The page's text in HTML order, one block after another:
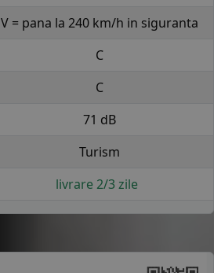
V = pana la 240 km/h in siguranta
C
C
71 dB
Turism
livrare 2/3 zile